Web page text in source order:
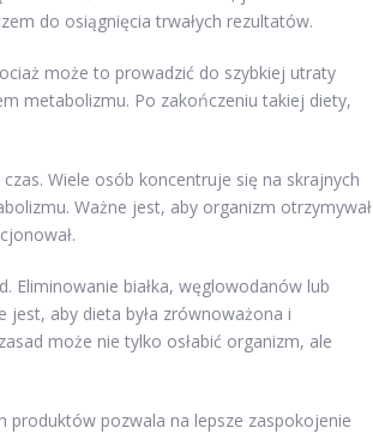
do osiągnięcia trwałych rezultatów.
może to prowadzić do szybkiej utraty
metabolizmu. Po zakończeniu takiej diety,
czas. Wiele osób koncentruje się na skrajnych
Ważne jest, aby organizm otrzymywał
Eliminowanie białka, węglowodanów lub
jest, aby dieta była zrównoważona i
może nie tylko osłabić organizm, ale
produktów pozwala na lepsze zaspokojenie